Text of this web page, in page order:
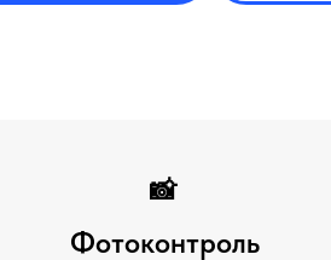
📸
Фотоконтроль